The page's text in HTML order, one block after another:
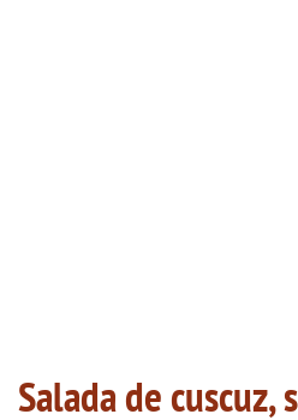
Salada de cuscuz,